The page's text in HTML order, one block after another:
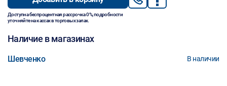
Доступна беспроцентная рассрочка 0%, подробности
уточняйте на кассах в торговых залах.
Наличие в магазинах
Шевченко В наличии